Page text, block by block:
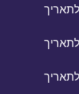
לתאריך
לתאריך
לתאריך